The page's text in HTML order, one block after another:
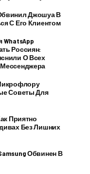
Джошуа В
С Его Клиентом
Россиян:
О Всех
Советы Для
Приятно
Без Лишних
Обвинен В